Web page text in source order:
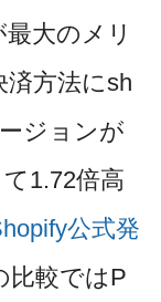
大のメリ
方法にsh
ジョンが
1.72倍高
公式発
比較ではP